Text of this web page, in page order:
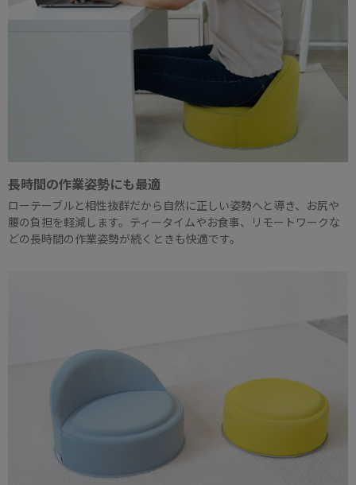
長時間の作業姿勢にも最適
ローテーブルと相性抜群だから自然に正しい姿勢へと導き、お尻や
腰の負担を軽減します。ティータイムやお食事、リモートワークな
どの長時間の作業姿勢が続くときも快適です。